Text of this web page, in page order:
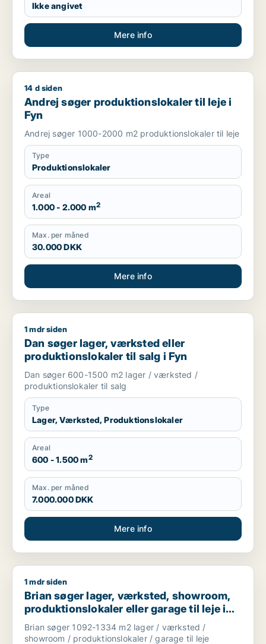
Ikke angivet
Mere info
Andrej søger produktionslokaler til leje i Fyn
14 d siden
Andrej søger produktionslokaler til leje i
Fyn
Andrej søger 1000-2000 m2 produktionslokaler til leje
Type
Produktionslokaler
Areal
1.000 - 2.000 m2
Max. per måned
30.000 DKK
Mere info
Dan søger lager, værksted eller produktionslokaler til salg i
1 mdr siden
Dan søger lager, værksted eller
produktionslokaler til salg i Fyn
Dan søger 600-1500 m2 lager / værksted /
produktionslokaler til salg
Type
Lager, Værksted, Produktionslokaler
Areal
600 - 1.500 m2
Max. per måned
7.000.000 DKK
Mere info
Brian søger lager, værksted, showroom, produktionslokaler
1 mdr siden
Brian søger lager, værksted, showroom,
produktionslokaler eller garage til leje i
Odense C, Odense SØ eller Odense M
m.fl.
Brian søger 1092-1334 m2 lager / værksted /
showroom / produktionslokaler / garage til leje